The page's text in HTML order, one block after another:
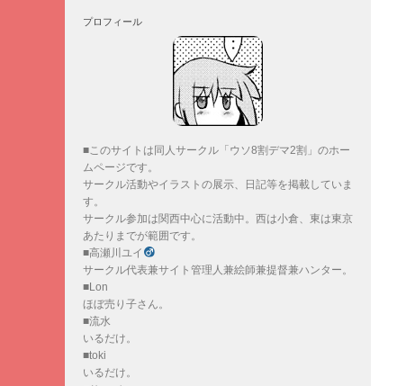
プロフィール
■このサイトは同人サークル「ウソ8割デマ2割」のホー
ムページです。
サークル活動やイラストの展示、日記等を掲載していま
す。
サークル参加は関西中心に活動中。西は小倉、東は東京
あたりまでが範囲です。
■高瀬川ユイ
サークル代表兼サイト管理人兼絵師兼提督兼ハンター。
■Lon
ほぼ売り子さん。
■流水
いるだけ。
■toki
いるだけ。